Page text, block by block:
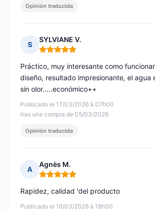
Opinión traducida
S
SYLVIANE V.
Nota: 5 de 5
Publicado el 17/03/2026 à 07h00
tras una compra de 05/03/2026
Práctico, muy interesante como
diseño, resultado impresionante, el agua
sin olor.....económico++
Opinión traducida
A
Agnès M.
Nota: 5 de 5
Publicado el 16/03/2026 à 18h00
Rapidez, calidad 'del producto